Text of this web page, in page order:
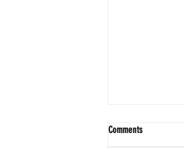
Comments